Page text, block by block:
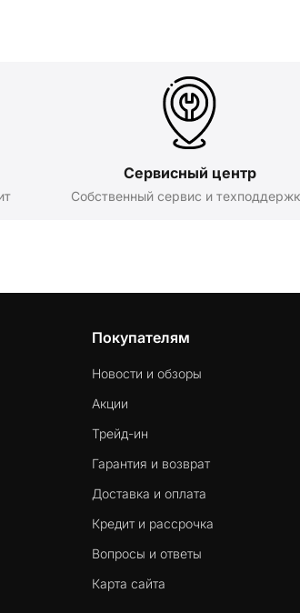
Сервисный центр
Собственный сервис и
Покупателям
Новости и обзоры
Акции
Трейд-ин
Гарантия и возврат
Доставка и оплата
Кредит и рассрочка
Вопросы и ответы
Карта сайта